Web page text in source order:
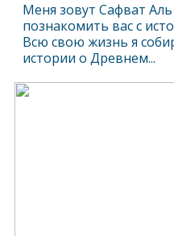
Меня зовут Сафват
познакомить вас с
Всю свою жизнь я
истории о Древнем...